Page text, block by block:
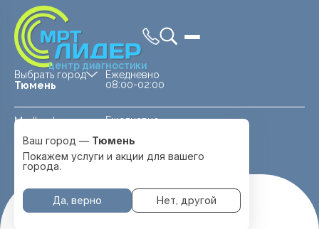
центр диагностики
Выбрать город
Тюмень
Medland —
Тюмень
Ежедневно
08:00-02:00
Ежедневно
Перейти
Ваш город — Тюмень
Покажем услуги и акции для вашего
города.
Да, верно Нет, другой
Главная Специалисты Петров Иван Олегович